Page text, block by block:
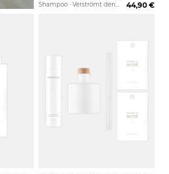
Shampoo · Verströmt den
44,90 €